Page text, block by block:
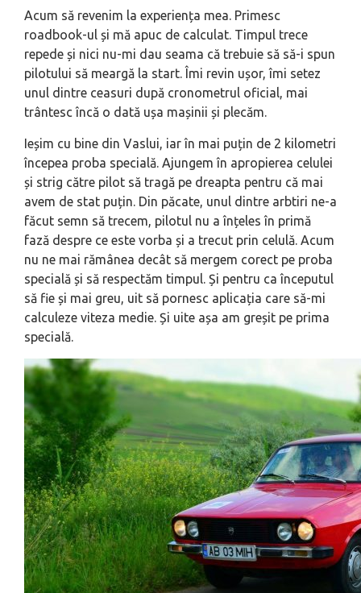
Acum să revenim la experiența mea. Primesc
roadbook-ul și mă apuc de calculat. Timpul trece
repede și nici nu-mi dau seama că trebuie să să-i spun
pilotului să meargă la start. Îmi revin ușor, îmi setez
unul dintre ceasuri după cronometrul oficial, mai
trântesc încă o dată ușa mașinii și plecăm.
Ieșim cu bine din Vaslui, iar în mai puțin de 2 kilometri
începea proba specială. Ajungem în apropierea celulei
și strig către pilot să tragă pe dreapta pentru că mai
avem de stat puțin. Din păcate, unul dintre arbtiri ne-a
făcut semn să trecem, pilotul nu a înțeles în primă
fază despre ce este vorba și a trecut prin celulă. Acum
nu ne mai rămânea decât să mergem corect pe proba
specială și să respectăm timpul. Și pentru ca începutul
să fie și mai greu, uit să pornesc aplicația care să-mi
calculeze viteza medie. Și uite așa am greșit pe prima
specială.